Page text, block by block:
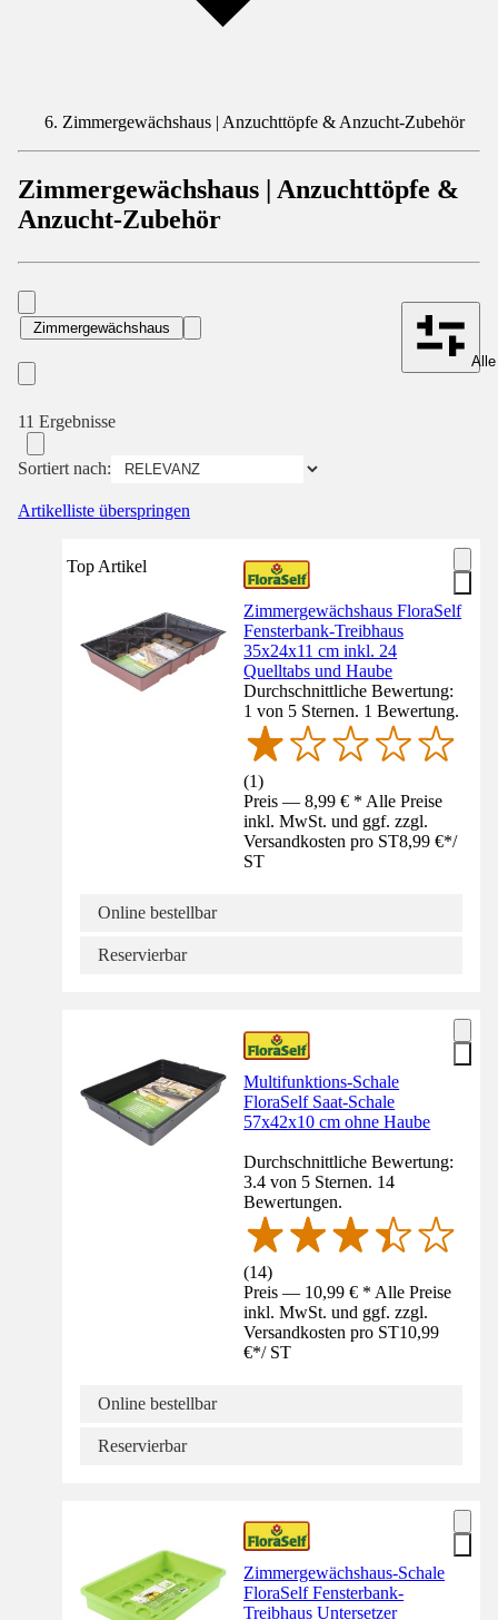
Zimmergewächshaus | Anzuchttöpfe & Anzucht-Zubehör
Zimmergewächshaus | Anzuchttöpfe &
Anzucht-Zubehör
Zimmergewächshaus
11 Ergebnisse
Sortiert nach:
Artikelliste überspringen
Top Artikel
Zimmergewächshaus FloraSelf
Fensterbank-Treibhaus
35x24x11 cm inkl. 24
Quelltabs und Haube
Durchschnittliche Bewertung:
1 von 5 Sternen. 1 Bewertung.
(1)
Preis — 8,99 € * Alle Preise
inkl. MwSt. und ggf. zzgl.
Versandkosten pro ST8,99 €*/
ST
Online bestellbar
Reservierbar
Multifunktions-Schale
FloraSelf Saat-Schale
57x42x10 cm ohne Haube
Durchschnittliche Bewertung:
3.4 von 5 Sternen. 14
Bewertungen.
(14)
Preis — 10,99 € * Alle Preise
inkl. MwSt. und ggf. zzgl.
Versandkosten pro ST10,99
€*/ ST
Online bestellbar
Reservierbar
Zimmergewächshaus-Schale
FloraSelf Fensterbank-
Treibhaus Untersetzer